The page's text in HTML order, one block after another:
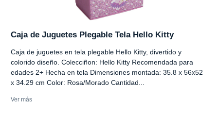
Caja de Juguetes Plegable Tela Hello Kitty
Caja de juguetes en tela plegable Hello Kitty, divertido y
colorido diseño. Colecciñon: Hello Kitty Recomendada para
edades 2+ Hecha en tela Dimensiones montada: 35.8 x 56x52
x 34.29 cm Color: Rosa/Morado Cantidad...
Ver más